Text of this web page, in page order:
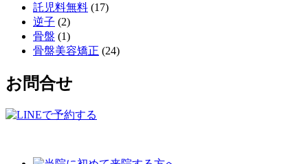
託児料無料 (17)
逆子 (2)
骨盤 (1)
骨盤美容矯正 (24)
お問合せ